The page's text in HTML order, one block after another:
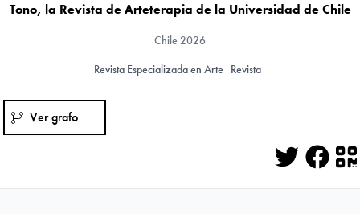
Tono, la Revista de Arteterapia de la Universidad de Chile
Chile 2026
Revista Especializada en Arte Revista
Ver grafo
Twitter